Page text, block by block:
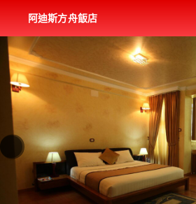
阿迪斯方舟飯店